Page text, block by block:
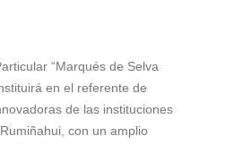
“Marqués de Selva
en el referente de
de las instituciones
con un amplio